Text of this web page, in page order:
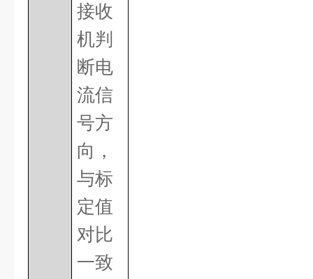
接收
机判
断电
流信
号方
向，
与标
定值
对比
一致